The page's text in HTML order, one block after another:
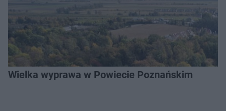
Wielka wyprawa w Powiecie Poznańskim